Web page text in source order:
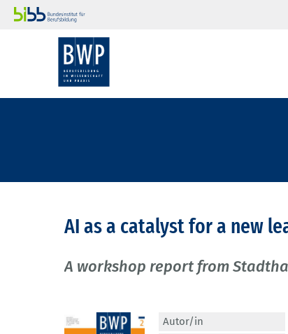
AI as a catalyst for a new
A workshop report from
Autor/in